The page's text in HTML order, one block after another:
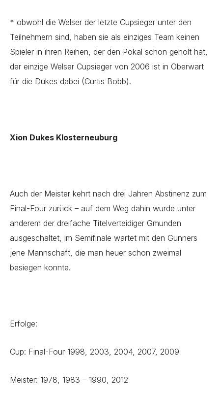
* obwohl die Welser der letzte Cupsieger unter den
Teilnehmern sind, haben sie als einziges Team keinen
Spieler in ihren Reihen, der den Pokal schon geholt hat,
der einzige Welser Cupsieger von 2006 ist in Oberwart
für die Dukes dabei (Curtis Bobb).
Xion Dukes Klosterneuburg
Auch der Meister kehrt nach drei Jahren Abstinenz zum
Final-Four zurück – auf dem Weg dahin wurde unter
anderem der dreifache Titelverteidiger Gmunden
ausgeschaltet, im Semifinale wartet mit den Gunners
jene Mannschaft, die man heuer schon zweimal
besiegen konnte.
Erfolge:
Cup: Final-Four 1998, 2003, 2004, 2007, 2009
Meister: 1978, 1983 – 1990, 2012